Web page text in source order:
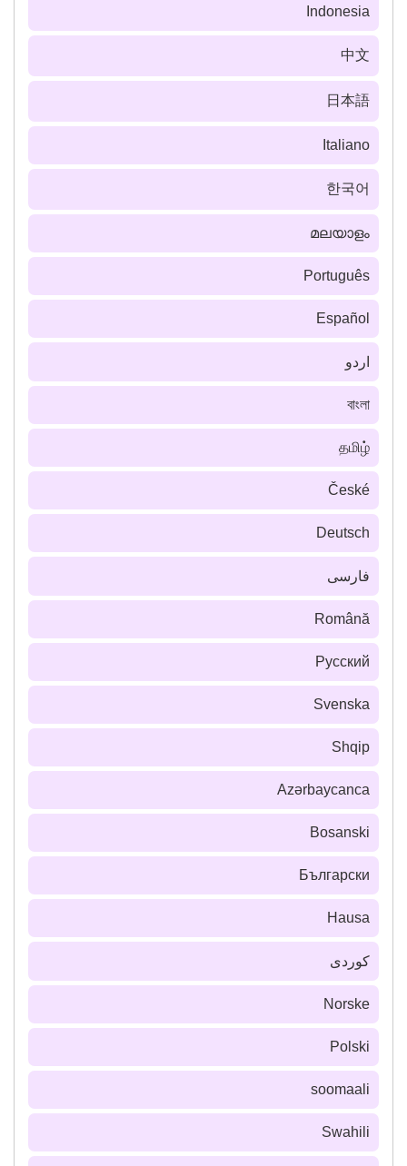
Indonesia
中文
日本語
Italiano
한국어
മലയാളം
Português
Español
اردو
বাংলা
தமிழ்
České
Deutsch
فارسى
Română
Русский
Svenska
Shqip
Azərbaycanca
Bosanski
Български
Hausa
كوردی
Norske
Polski
soomaali
Swahili